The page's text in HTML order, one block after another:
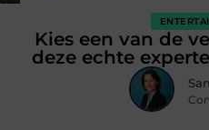
Kies een van de
deze echte